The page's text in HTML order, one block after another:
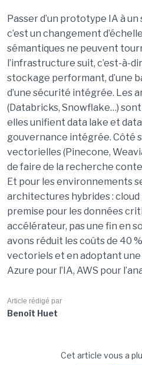
Passer d’un prototype IA à
c’est un changement
sémantiques ne peuvent
l’infrastructure suit, c’est-à-
stockage performant, d’une
d’une sécurité intégrée. Les
(Databricks, Snowflake…) sont
elles unifient data lake et
gouvernance intégrée. Côté
vectorielles (Pinecone,
de faire de la recherche
Et pour les environnements
architectures hybrides : cloud
premise pour les données
accélérateur, pas une fin en
avons réduit les coûts de 40
vectoriels et en adoptant
Azure pour l’IA, AWS pour
Article rédigé par
Benoît Huet
Cet article vous a